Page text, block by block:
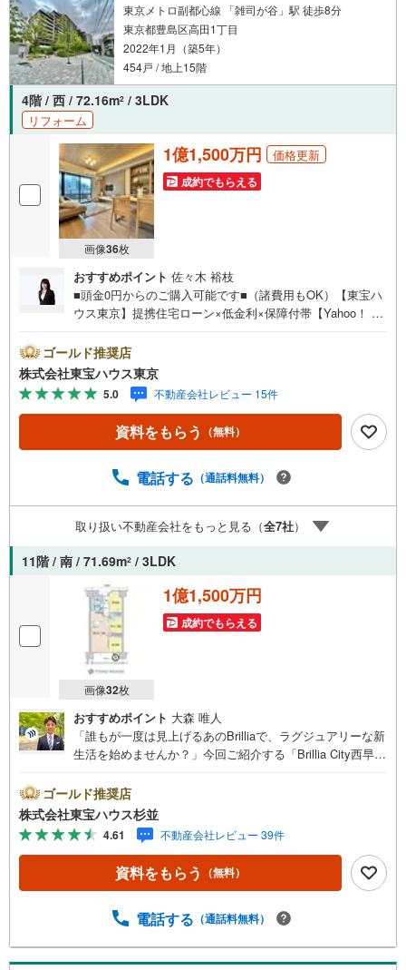
東京メトロ副都心線 「雑司が谷」駅 徒歩8分
東京都豊島区高田1丁目
2022年1月（築5年）
454戸 / 地上15階
4階 / 西 / 72.16m2 / 3LDK
リフォーム
画像36枚
1億1,500万円 価格更新
成約でもらえる
おすすめポイント 佐々木 裕枝
■頭金0円からのご購入可能です■（諸費用もOK）【東宝ハ
ウス東京】提携住宅ローン×低金利×保障付帯【Yahoo！ 不
ayボーナスライトがもらえる「Yahoo！ 不動産 物件ご成約
キャンペーン」の対象になります。「資料をもらう」「見
学予約をする」ボタンからお問い合わせください。※必ずY
ahoo！ JAPAN IDでログインしてください。※PayPayボー
ナスライトは出金と譲渡はできません。ご案内・詳細な資
料のご請求はお気軽にどうぞ♪お電話でのお問い合わせも
ゴールド推奨店
株式会社東宝ハウス東京
5.0 不動産会社レビュー 15件
資料をもらう （無料）
電話する （通話料無料）
取り扱い不動産会社をもっと見る（全7社）
11階 / 南 / 71.69m2 / 3LDK
画像32枚
1億1,500万円
成約でもらえる
おすすめポイント 大森 唯人
「誰もが一度は見上げるあのBrilliaで、ラグジュアリーな新
生活を始めませんか？」今回ご紹介する「Brillia City西早稲
べてがファーストクラスな物件です。なんといっても、15
階建ての11階、南向きという素晴らしい条件！窓の外には
神田川沿いの景色が広がり、朝から夕方まで心地よい陽射
しがお部屋を満たしてくれます。 室内には、ディスポーザ
ーやビルトイン食洗機、リビングの床暖房など、一度使っ
たら手放せなくなる最新の設備がこれでもかと揃っていま
ど、細かいところまで居住者目線の工夫が満載。総戸数454
スや、行き届いた管理体制も大きな安心材料です。雑司が
ゴールド推奨店
株式会社東宝ハウス杉並
4.61 不動産会社レビュー 39件
資料をもらう （無料）
電話する （通話料無料）